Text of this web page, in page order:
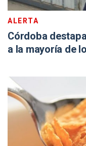
ALERTA
Córdoba
a la mayoría de